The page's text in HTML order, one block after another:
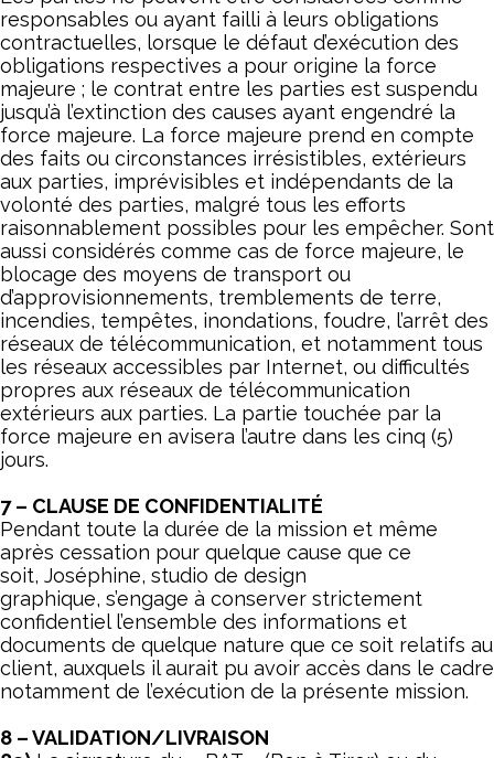
responsables ou ayant failli à leurs obligations
contractuelles, lorsque le défaut d’exécution des
obligations respectives a pour origine la force
majeure ; le contrat entre les parties est suspendu
jusqu’à l’extinction des causes ayant engendré la
force majeure. La force majeure prend en compte
des faits ou circonstances irrésistibles, extérieurs
aux parties, imprévisibles et indépendants de la
volonté des parties, malgré tous les efforts
raisonnablement possibles pour les empêcher. Sont
aussi considérés comme cas de force majeure, le
blocage des moyens de transport ou
d’approvisionnements, tremblements de terre,
incendies, tempêtes, inondations, foudre, l’arrêt des
réseaux de télécommunication, et notamment tous
les réseaux accessibles par Internet, ou difficultés
propres aux réseaux de télécommunication
extérieurs aux parties. La partie touchée par la
force majeure en avisera l’autre dans les cinq (5)
jours.
7 – CLAUSE DE CONFIDENTIALITÉ
Pendant toute la durée de la mission et même
après cessation pour quelque cause que ce
soit, Joséphine, studio de design
graphique, s’engage à conserver strictement
confidentiel l’ensemble des informations et
documents de quelque nature que ce soit relatifs au
client, auxquels il aurait pu avoir accès dans le cadre
notamment de l’exécution de la présente mission.
8 – VALIDATION/LIVRAISON